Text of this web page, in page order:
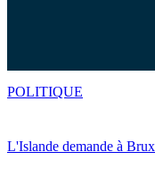
L'Islande demande à
POLITIQUE